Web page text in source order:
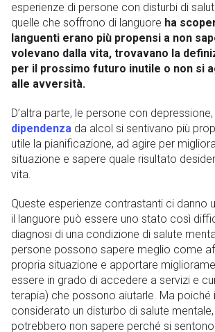
esperienze di persone con disturbi di
quelle che soffrono di languore ha
languenti erano più propensi a non
volevano dalla vita, trovavano la
per il prossimo futuro inutile o non si
alle avversità.
D’altra parte, le persone con
dipendenza da alcol si sentivano più
utile la pianificazione, ad agire per
situazione e sapere quale risultato
vita.
Queste esperienze contrastanti ci danno
il languore può essere uno stato così
diagnosi di una condizione di salute
persone possono sapere meglio come
propria situazione e apportare
essere in grado di accedere a servizi e
terapia) che possono aiutarle. Ma poiché
considerato un disturbo di salute
potrebbero non sapere perché si